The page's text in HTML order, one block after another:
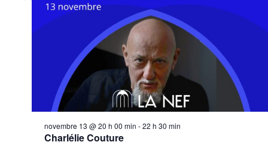
novembre 13 @ 20 h 00 min -22 h 30 min
Charlélie Couture